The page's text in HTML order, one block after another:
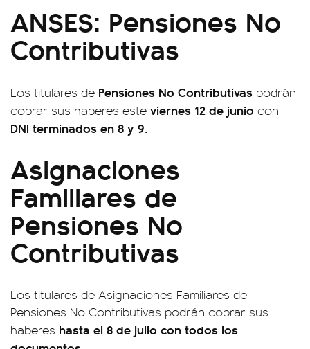
ANSES: Pensiones No
Contributivas
Los titulares de Pensiones No Contributivas podrán
cobrar sus haberes este viernes 12 de junio con
DNI terminados en 8 y 9.
Asignaciones
Familiares de
Pensiones No
Contributivas
Los titulares de Asignaciones Familiares de
Pensiones No Contributivas podrán cobrar sus
haberes hasta el 8 de julio con todos los